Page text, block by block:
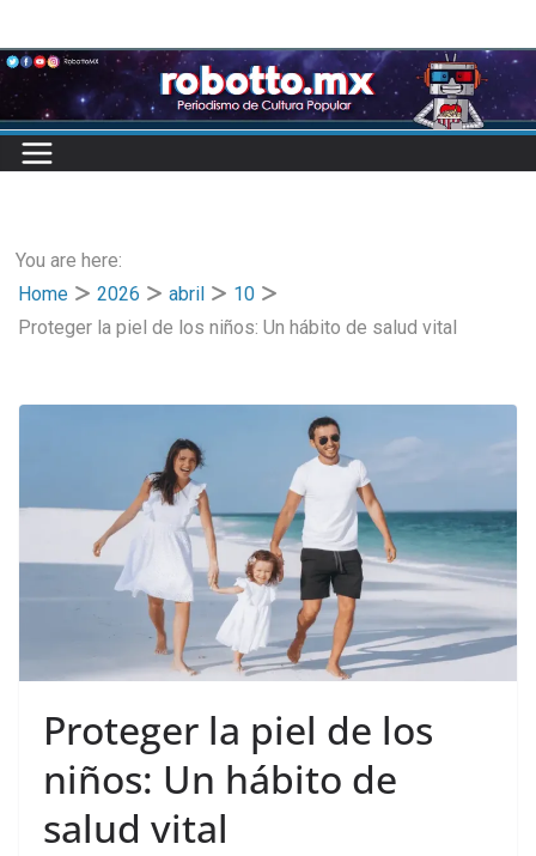
to
content
You are here:
Home
2026 abril
10
Proteger la piel de los niños: Un hábito de salud vital
Proteger la piel de los
niños: Un hábito de
salud vital